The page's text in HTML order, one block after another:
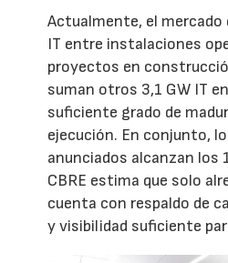
Actualmente, el mercado
IT entre instalaciones
proyectos en
suman otros 3,1 GW IT
suficiente grado de
ejecución. En conjunto,
anunciados alcanzan los
CBRE estima que solo
cuenta con respaldo de
y visibilidad suficiente